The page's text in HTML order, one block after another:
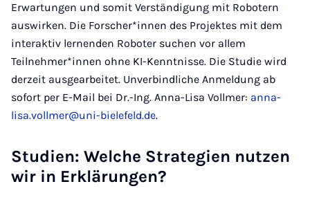
Erwartungen und somit Verständigung mit Robotern
auswirken. Die Forscher*innen des Projektes mit dem
interaktiv lernenden Roboter suchen vor allem
Teilnehmer*innen ohne KI-Kenntnisse. Die Studie wird
derzeit ausgearbeitet. Unverbindliche Anmeldung ab
sofort per E-Mail bei Dr.-Ing. Anna-Lisa Vollmer: anna-
lisa.vollmer@uni-bielefeld.de.
Studien: Welche Strategien nutzen
wir in Erklärungen?